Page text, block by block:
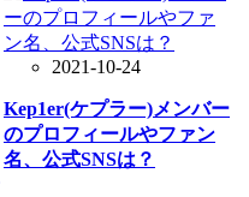
2021-10-24
Kep1er(ケプラー)メンバー
のプロフィールやファン
名、公式SNSは？